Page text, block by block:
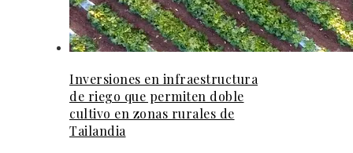
Inversiones en infraestructura
de riego que permiten doble
cultivo en zonas rurales de
Tailandia